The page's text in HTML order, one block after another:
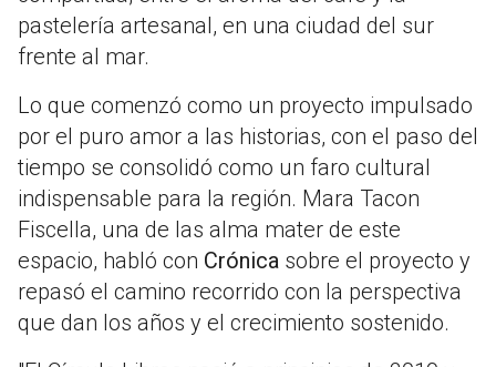
pastelería artesanal, en una ciudad del sur
frente al mar.
Lo que comenzó como un proyecto impulsado
por el puro amor a las historias, con el paso del
tiempo se consolidó como un faro cultural
indispensable para la región. Mara Tacon
Fiscella, una de las alma mater de este
espacio, habló con Crónica sobre el proyecto y
repasó el camino recorrido con la perspectiva
que dan los años y el crecimiento sostenido.